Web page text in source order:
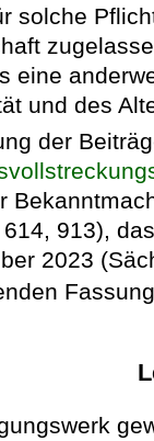
solche
eine
und des
der
913),
2023